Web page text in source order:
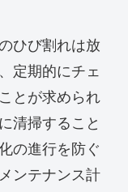
ひび割れは放
定期的にチェ
とが求められ
清掃すること
の進行を防ぐ
ンテナンス計